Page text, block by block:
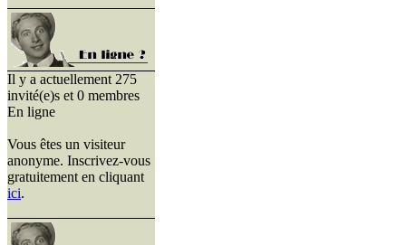
Il y a actuellement 275
invité(e)s et 0 membres
En ligne
Vous êtes un visiteur
anonyme. Inscrivez-vous
gratuitement en cliquant
ici.